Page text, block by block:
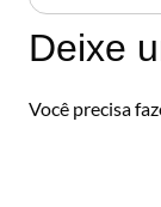
Deixe
Você precisa